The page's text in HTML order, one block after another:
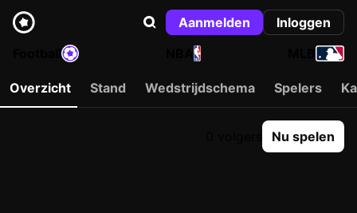
Aanmelden
Inloggen
NBA
Overzicht Stand Wedstrijdschema Spelers
Nu spelen